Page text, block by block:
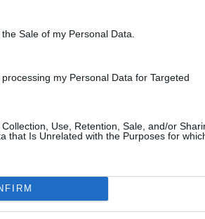
Sale of my Personal Data.
my Personal Data for Targeted
Use, Retention, Sale, and/or
that Is Unrelated with the Purposes for
représentants
local autour de la
actions, entre prévention,
locaux.